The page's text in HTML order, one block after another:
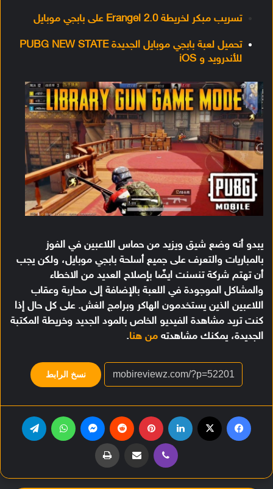
تسريب مبكر لخريطة Erangel 2.0 على بابجي موبايل
تحميل لعبة بابجي موبايل الجديدة PUBG NEW STATE
للأندرويد و iOS
يبدو أنه وضع شيق ويزيد من حماس اللاعبين في الفوز
بالمباريات والتعرف على جميع أسلحة بابجي موبايل، ولكن يجب
أن تهتم شركة تنسنت ايضًا بإصلاح العديد من الاخطاء
والمشاكل الموجودة في اللعبة بالإضافة إلى محاربة وعقاب
اللاعبين الذين يستخدمون الهاكر وبرامج الغش. على كل حال إذا
كنت تريد مشاهدة الفيديو الخاص بالمود الجديد وخريطة المكتبة
الجديدة، يمكنك مشاهدته من هنا.
نسخ الرابط
ڤايبر مشاركة عبر البريد طباعة